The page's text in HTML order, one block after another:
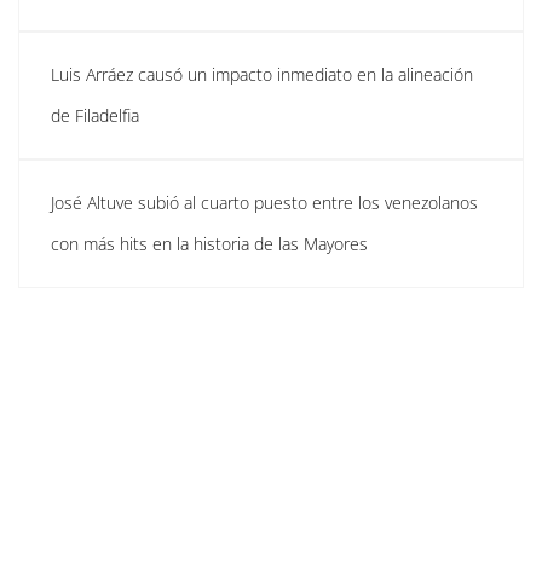
Luis Arráez causó un impacto inmediato en la alineación
de Filadelfia
José Altuve subió al cuarto puesto entre los venezolanos
con más hits en la historia de las Mayores